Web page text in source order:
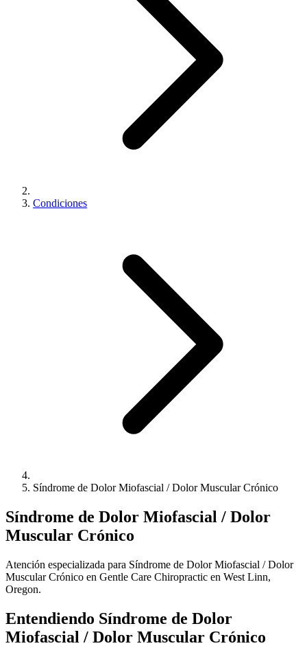
Condiciones
Síndrome de Dolor Miofascial / Dolor Muscular Crónico
Síndrome de Dolor Miofascial / Dolor
Muscular Crónico
Atención especializada para Síndrome de Dolor Miofascial / Dolor
Muscular Crónico en Gentle Care Chiropractic en West Linn,
Oregon.
Entendiendo Síndrome de Dolor
Miofascial / Dolor Muscular Crónico